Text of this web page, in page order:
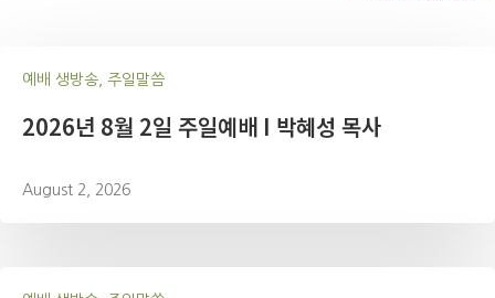
예배 생방송, 주일말씀
2026년 8월 2일 주일예배 I 박혜성 목사
August 2, 2026